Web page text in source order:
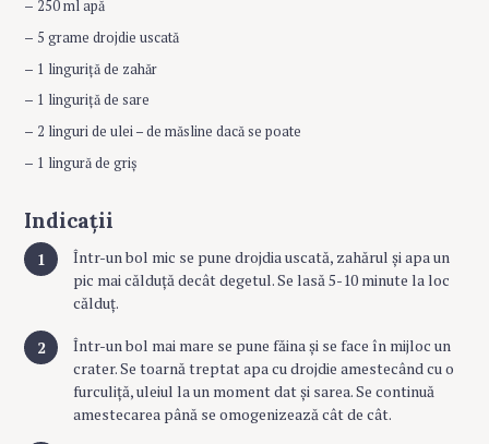
– 250 ml apă
– 5 grame drojdie uscată
– 1 linguriță de zahăr
– 1 linguriță de sare
– 2 linguri de ulei – de măsline dacă se poate
– 1 lingură de griș
Indicații
Într-un bol mic se pune drojdia uscată, zahărul și apa un
pic mai călduță decât degetul. Se lasă 5-10 minute la loc
călduț.
Într-un bol mai mare se pune făina și se face în mijloc un
crater. Se toarnă treptat apa cu drojdie amestecând cu o
furculiță, uleiul la un moment dat și sarea. Se continuă
amestecarea până se omogenizează cât de cât.